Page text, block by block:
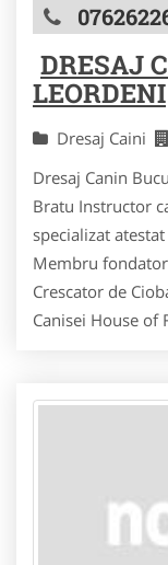
DRESAJ
LEORDENI
Dresaj Caini
Dresaj Canin
Bratu Instructor
specializat
Membru
Crescator de
Canisei House of